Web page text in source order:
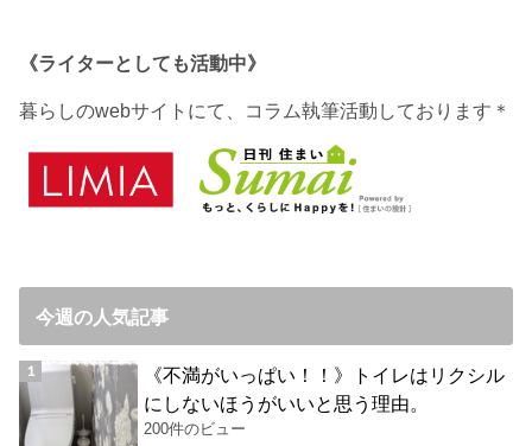
《ライターとしても活動中》
暮らしのwebサイトにて、コラム執筆活動しております＊
今週の人気記事
《不満がいっぱい！！》トイレはリクシル
にしないほうがいいと思う理由。
200件のビュー